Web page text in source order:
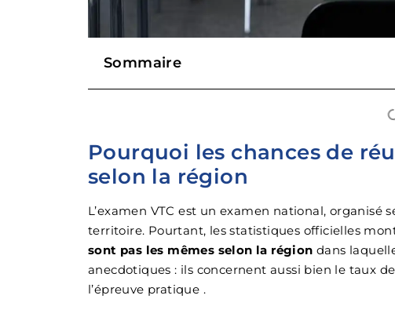
Sommaire
Pourquoi les chances de
selon la région
L’examen VTC est un examen national, organisé
territoire. Pourtant, les statistiques officielles
sont pas les mêmes selon la région dans
anecdotiques : ils concernent aussi bien le taux
l’épreuve pratique .